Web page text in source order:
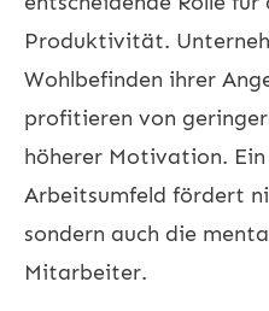
Produktivität.
Wohlbefinden ihrer
profitieren von
höherer Motivation.
Arbeitsumfeld fördert
sondern auch die
Mitarbeiter.